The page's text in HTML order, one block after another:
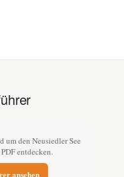
um den Neusiedler See
entdecken.
ansehen